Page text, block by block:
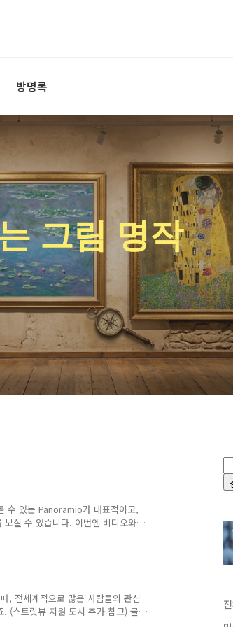
방명록
그림 명작
수 있는 Panoramio가 대표적이고,
보실 수 있습니다. 이번엔 비디오와
오와 GPS정보를 올려주면 등록이
온 비디오중 하나를 골라본 것입니
말 비슷하다는 것을 아실 수 있을
, 전세계적으로 많은 사람들의 관심
(스트릿뷰 지원 도시 추가 참고) 물